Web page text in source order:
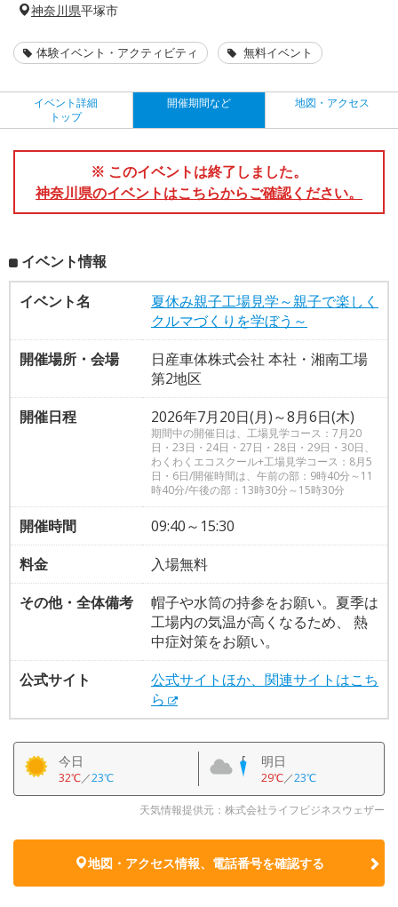
神奈川県平塚市
体験イベント・アクティビティ 無料イベント
イベント詳細
トップ
開催期間など 地図・アクセス
※ このイベントは終了しました。
神奈川県のイベントはこちらからご確認ください。
イベント情報
イベント名
夏休み親子工場見学～親子で楽しく
クルマづくりを学ぼう～
開催場所・会場
日産車体株式会社 本社・湘南工場
第2地区
開催日程
2026年7月20日(月)～8月6日(木)
期間中の開催日は、工場見学コース：7月20
日・23日・24日・27日・28日・29日・30日、
わくわくエコスクール+工場見学コース：8月5
日・6日/開催時間は、午前の部：9時40分～11
時40分/午後の部：13時30分～15時30分
開催時間
09:40～15:30
料金
入場無料
その他・全体備考
帽子や水筒の持参をお願い。夏季は
工場内の気温が高くなるため、 熱
中症対策をお願い。
公式サイト
公式サイトほか、関連サイトはこち
ら
今日
32℃／23℃
明日
29℃／23℃
天気情報提供元：株式会社ライフビジネスウェザー
地図・アクセス情報、電話番号を確認する